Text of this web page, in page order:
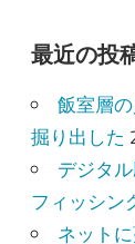
最近の投
飯室層
掘り出した
デジタ
フィッシン
ネット